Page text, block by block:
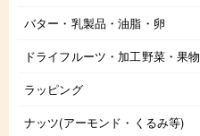
バター・乳製品・油脂・卵
ドライフルーツ・加工野菜・果物
ラッピング
ナッツ(アーモンド・くるみ等)